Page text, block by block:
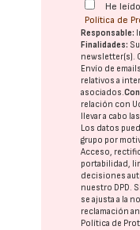
He
Política de
Responsable:
Finalidades:
newsletter(s).
Envío de
relativos a
asociados.
relación con
llevar a cabo
Los datos
grupo por
Acceso,
portabilidad,
decisiones
nuestro DPD.
se ajusta a la
reclamación
Política de